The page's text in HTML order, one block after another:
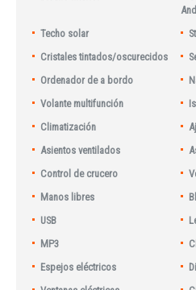
Techo solar
Cristales tintados/oscurecidos
Ordenador de a bordo
Volante multifunción
Climatización
Asientos ventilados
Control de crucero
Manos libres
USB
MP3
Espejos eléctricos